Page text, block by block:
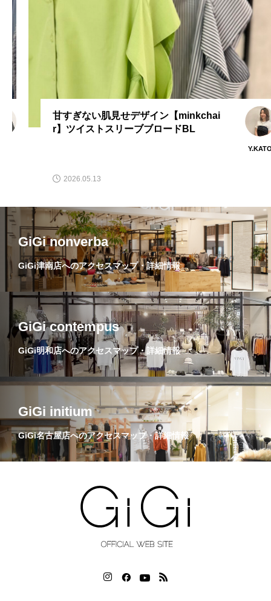
甘すぎない肌見せデザイン【minkchai
r】ツイストスリーブブロードBL
Y.KATO
2026.05.13
GiGi nonverba
GiGi津南店へのアクセスマップ・詳細情報
GiGi contempus
GiGi明和店へのアクセスマップ・詳細情報
GiGi initium
GiGi名古屋店へのアクセスマップ・詳細情報